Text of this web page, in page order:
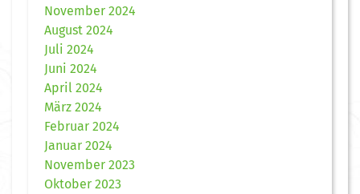
November 2024
August 2024
Juli 2024
Juni 2024
April 2024
März 2024
Februar 2024
Januar 2024
November 2023
Oktober 2023